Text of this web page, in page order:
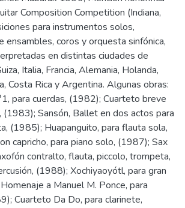
Composition Competition (Indiana,
para instrumentos solos,
coros y orquesta sinfónica,
en distintas ciudades de
Italia, Francia, Alemania, Holanda,
Costa Rica y Argentina. Algunas obras:
para cuerdas, (1982); Cuarteto breve
(1983); Sansón, Ballet en dos actos para
(1985); Huapanguito, para flauta sola,
capricho, para piano solo, (1987); Sax
contralto, flauta, piccolo, trompeta,
(1988); Xochiyaoyótl, para gran
a Manuel M. Ponce, para
Cuarteto Da Do, para clarinete,